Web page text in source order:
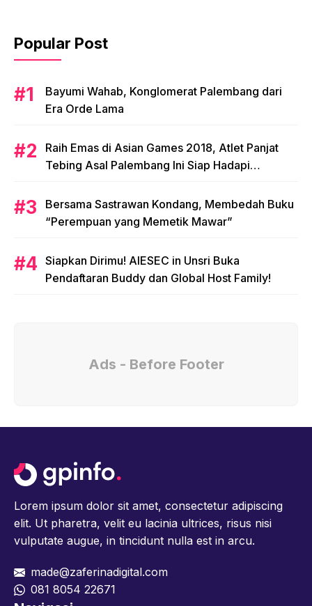
Popular Post
Bayumi Wahab, Konglomerat Palembang dari
Era Orde Lama
Raih Emas di Asian Games 2018, Atlet Panjat
Tebing Asal Palembang Ini Siap Hadapi
Bersama Sastrawan Kondang, Membedah Buku
“Perempuan yang Memetik Mawar”
Siapkan Dirimu! AIESEC in Unsri Buka
Pendaftaran Buddy dan Global Host Family!
Ads - Before Footer
Lorem ipsum dolor sit amet, consectetur adipiscing
elit. Ut pharetra, velit eu lacinia ultrices, risus nisi
vulputate augue, in tincidunt nulla est in arcu.
made@zaferinadigital.com
081 8054 22671